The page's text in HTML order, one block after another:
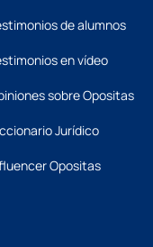
de alumnos
en vídeo
sobre Opositas
Jurídico
Opositas